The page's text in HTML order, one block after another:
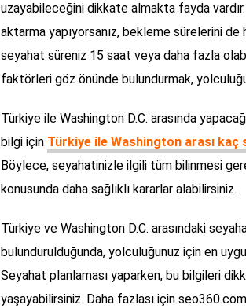
uzayabileceğini dikkate almakta fayda
aktarma yapıyorsanız, bekleme sürelerini de
seyahat süreniz 15 saat veya daha fazla
faktörleri göz önünde bulundurmak,
Türkiye ile Washington D.C. arasında
bilgi için Türkiye ile Washington arası kaç
Böylece, seyahatinizle ilgili tüm bilinmesi
konusunda daha sağlıklı kararlar alabilirsiniz.
Türkiye ve Washington D.C. arasındaki
bulundurulduğunda, yolculuğunuz için en
Seyahat planlaması yaparken, bu bilgileri
yaşayabilirsiniz. Daha fazlası için